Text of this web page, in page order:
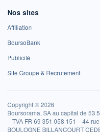
Nos sites
Affiliation
BoursoBank
Publicité
Site Groupe & Recrutement
Copyright © 2026
Boursorama, SA au capital de 53
– TVA FR 69 351 058 151 – 44
BOULOGNE BILLANCOURT